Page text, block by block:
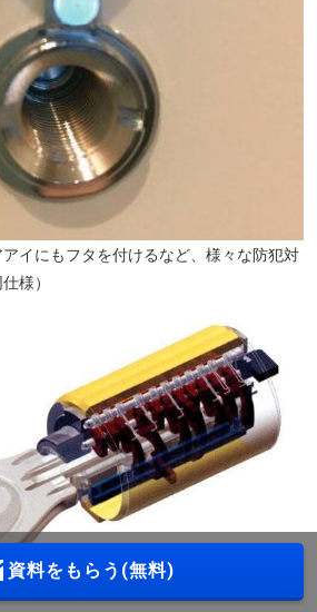
アイにもフタを付けるなど、様々な防犯対
様）
資料をもらう(無料)